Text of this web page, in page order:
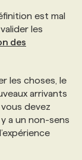
est mal
les
des
les choses, le
arrivants
devez
a un non-sens